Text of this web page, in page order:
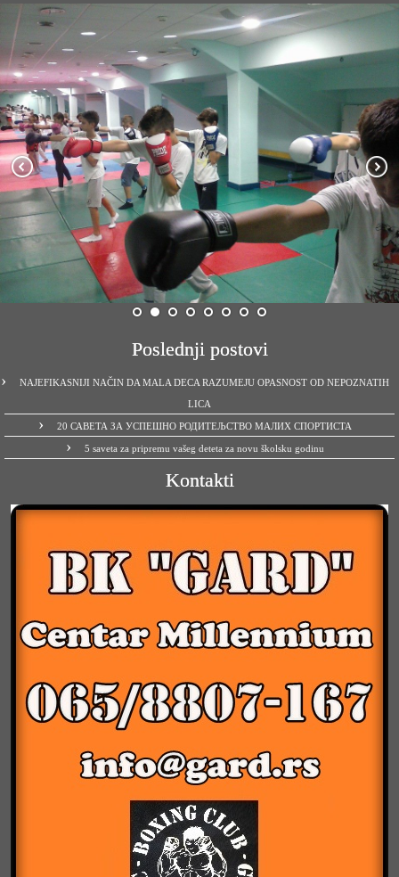
Poslednji postovi
NAJEFIKASNIJI NAČIN DA MALA DECA RAZUMEJU OPASNOST OD NEPOZNATIH
LICA
20 САВЕТА ЗА УСПЕШНО РОДИТЕЉСТВО МАЛИХ СПОРТИСТА
5 saveta za pripremu vašeg deteta za novu školsku godinu
Kontakti